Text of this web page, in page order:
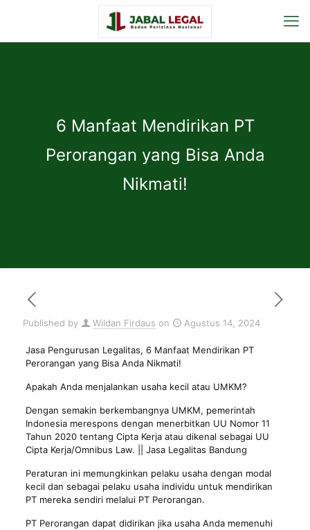
6 Manfaat Mendirikan PT
Perorangan yang Bisa Anda
Nikmati!
Published by Wildan Firdaus on Agustus 14, 2024
Jasa Pengurusan Legalitas, 6 Manfaat Mendirikan PT
Perorangan yang Bisa Anda Nikmati!
Apakah Anda menjalankan usaha kecil atau UMKM?
Dengan semakin berkembangnya UMKM, pemerintah
Indonesia merespons dengan menerbitkan UU Nomor 11
Tahun 2020 tentang Cipta Kerja atau dikenal sebagai UU
Cipta Kerja/Omnibus Law. || Jasa Legalitas Bandung
Peraturan ini memungkinkan pelaku usaha dengan modal
kecil dan sebagai pelaku usaha individu untuk mendirikan
PT mereka sendiri melalui PT Perorangan.
PT Perorangan dapat didirikan jika usaha Anda memenuhi